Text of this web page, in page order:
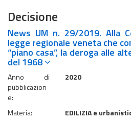
Decisione
News UM n. 29/2019. Alla
legge regionale veneta che
“piano casa”, la deroga alle
del 1968
Anno di
pubblicazion
e:
2020
Materia: EDILIZIA e